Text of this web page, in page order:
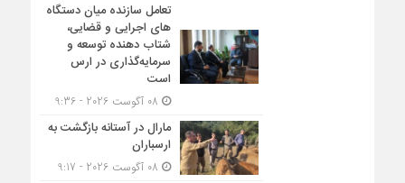
تعامل سازنده میان دستگاه‌
های اجرایی و قضایی،
شتاب‌ دهنده توسعه و
سرمایه‌گذاری در ارس
است
مارال در آستانه بازگشت به
ارسباران